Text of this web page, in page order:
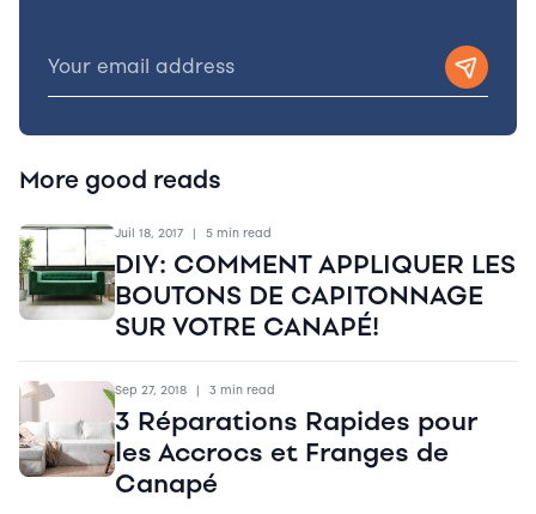
More good reads
Juil 18, 2017 | 5 min read
DIY: COMMENT APPLIQUER LES
BOUTONS DE CAPITONNAGE
SUR VOTRE CANAPÉ!
Sep 27, 2018 | 3 min read
3 Réparations Rapides pour
les Accrocs et Franges de
Canapé